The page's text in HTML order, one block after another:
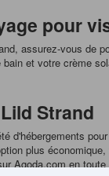
pour
assurez-vous de
et votre crème
Strand
d'hébergements
plus
Agoda.com en